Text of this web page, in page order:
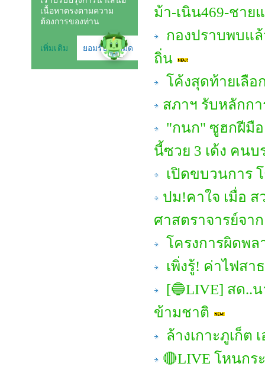
ม้า-เนิน469-ชาย
กองปราบพบแ
ถิ่น
โค้งสุดท้ายเลือ
สภาฯ รับหลักก
"กนก" ซูฮกฝีมือ
นี้ซวย 3 เด้ง คน
เปิดขบวนการ
ปม!คาใจ เมื่อ
ศาสตราจารย์จา
โครงการผิดพ
เพิ่งรู้! ค่าไฟส
[🔵LIVE] สด..
ข้ามชาติ
ล้างเกาะภูเก็ต
🔴LIVE โหนกร